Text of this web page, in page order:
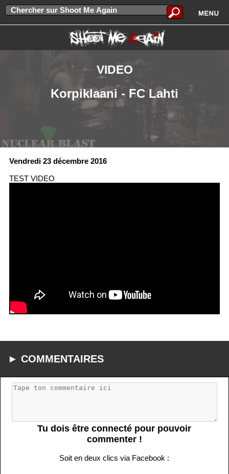
VIDEO
Korpiklaani - FC Lahti
Vendredi 23 décembre 2016
TEST VIDEO
► COMMENTAIRES
Tu dois être connecté pour pouvoir
commenter !
Soit en deux clics via Facebook :